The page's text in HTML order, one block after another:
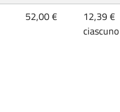
52,00 €
12,39 €
ciascuno